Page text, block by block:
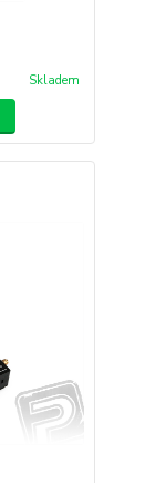
Skladem